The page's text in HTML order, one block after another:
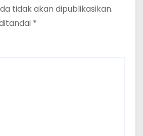
tidak akan dipublikasikan.
*